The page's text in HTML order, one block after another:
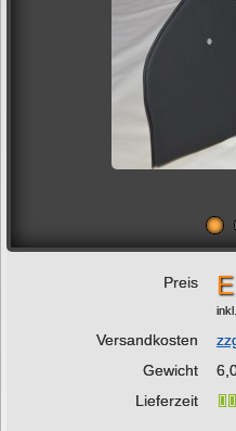
Preis
Versandkosten
Gewicht
Lieferzeit